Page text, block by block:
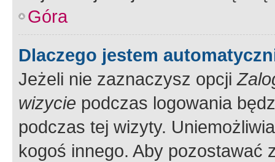
Góra
Dlaczego jestem
Jeżeli nie zaznaczysz opcji
wizycie podczas logowania
podczas tej wizyty.
kogoś innego. Aby pozostawać